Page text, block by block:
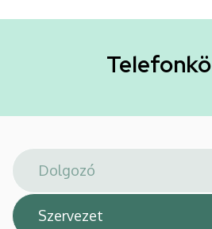
Általános
hely